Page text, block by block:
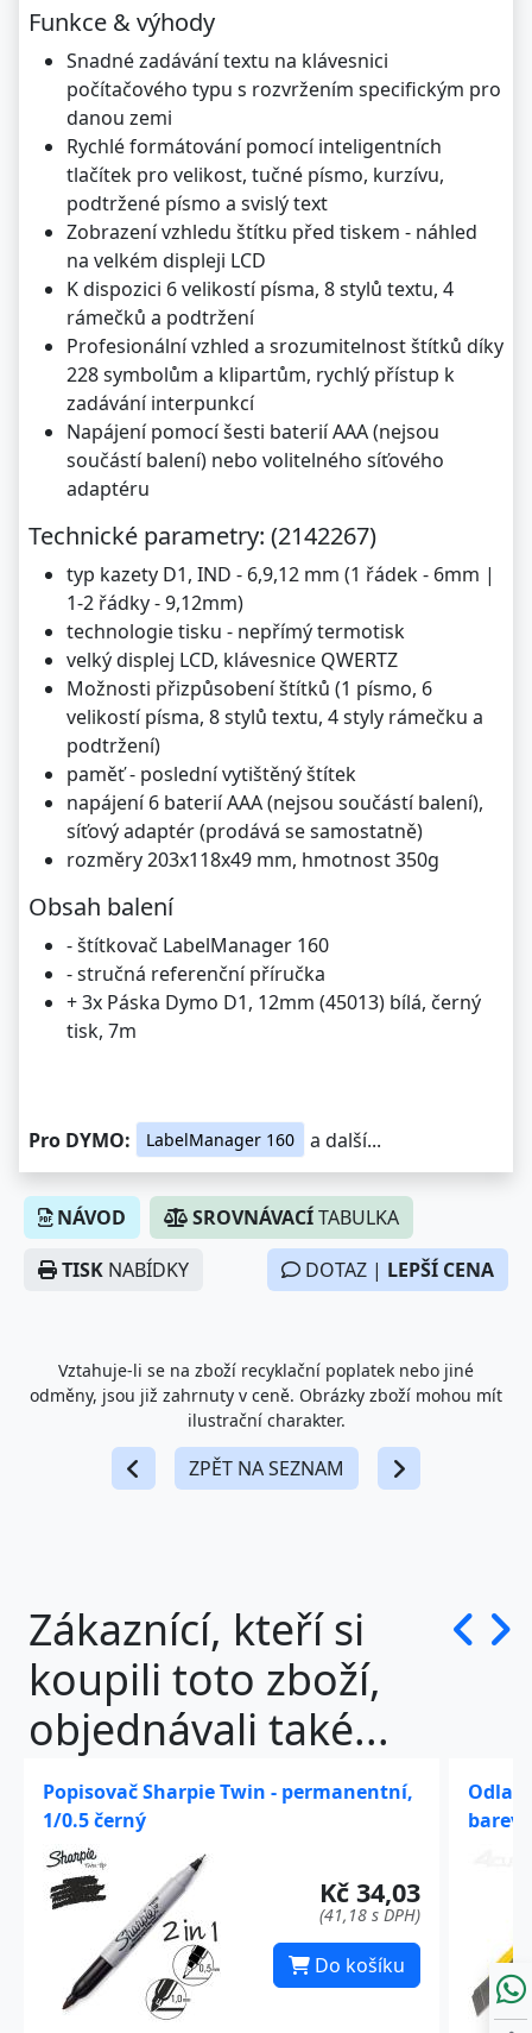
Funkce & výhody
Snadné zadávání textu na klávesnici
počítačového typu s rozvržením specifickým pro
danou zemi
Rychlé formátování pomocí inteligentních
tlačítek pro velikost, tučné písmo, kurzívu,
podtržené písmo a svislý text
Zobrazení vzhledu štítku před tiskem - náhled
na velkém displeji LCD
K dispozici 6 velikostí písma, 8 stylů textu, 4
rámečků a podtržení
Profesionální vzhled a srozumitelnost štítků díky
228 symbolům a klipartům, rychlý přístup k
zadávání interpunkcí
Napájení pomocí šesti baterií AAA (nejsou
součástí balení) nebo volitelného síťového
adaptéru
Technické parametry: (2142267)
typ kazety D1, IND - 6,9,12 mm (1 řádek - 6mm |
1-2 řádky - 9,12mm)
technologie tisku - nepřímý termotisk
velký displej LCD, klávesnice QWERTZ
Možnosti přizpůsobení štítků (1 písmo, 6
velikostí písma, 8 stylů textu, 4 styly rámečku a
podtržení)
paměť - poslední vytištěný štítek
napájení 6 baterií AAA (nejsou součástí balení),
síťový adaptér (prodává se samostatně)
rozměry 203x118x49 mm, hmotnost 350g
Obsah balení
- štítkovač LabelManager 160
- stručná referenční příručka
+ 3x Páska Dymo D1, 12mm (45013) bílá, černý
tisk, 7m
Pro DYMO: LabelManager 160 a další...
NÁVOD SROVNÁVACÍTABULKA
TISK NABÍDKY DOTAZ | LEPŠÍ CENA
Vztahuje-li se na zboží recyklační poplatek nebo jiné
odměny, jsou již zahrnuty v ceně. Obrázky zboží mohou mít
ilustrační charakter.
ZPĚT NA SEZNAM
Zákaznící, kteří si
koupili toto zboží,
objednávali také...
Popisovač Sharpie Twin - permanentní,
1/0.5 černý
Kč 34,03
(41,18 s DPH)
Do košíku
barev